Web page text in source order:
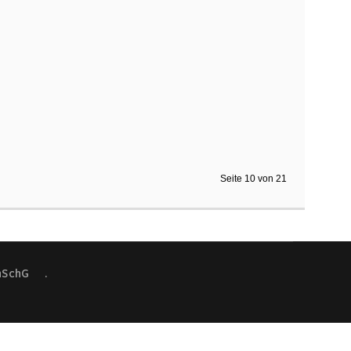
Seite 10 von 21
.